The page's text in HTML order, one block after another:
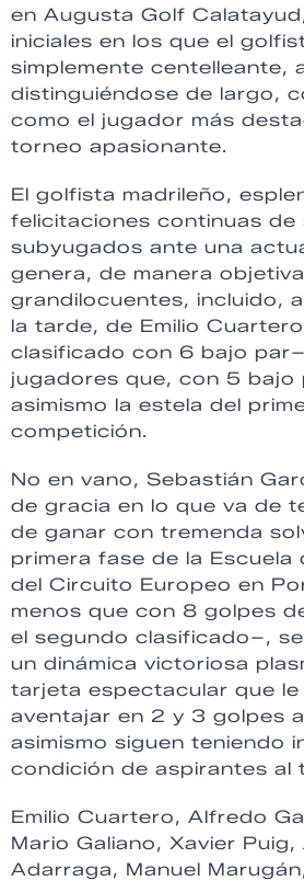
en Augusta Golf
iniciales en los que el
simplemente centelleante,
distinguiéndose de largo,
como el jugador más
torneo apasionante.
El golfista madrileño,
felicitaciones continuas de
subyugados ante una
genera, de manera
grandilocuentes, incluido,
la tarde, de Emilio
clasificado con 6 bajo
jugadores que, con 5 bajo
asimismo la estela del
competición.
No en vano, Sebastián
de gracia en lo que va de
de ganar con tremenda
primera fase de la Escuela
del Circuito Europeo en
menos que con 8 golpes
el segundo clasificado–,
un dinámica victoriosa
tarjeta espectacular que le
aventajar en 2 y 3 golpes
asimismo siguen teniendo
condición de aspirantes al
Emilio Cuartero, Alfredo
Mario Galiano, Xavier Puig,
Adarraga, Manuel